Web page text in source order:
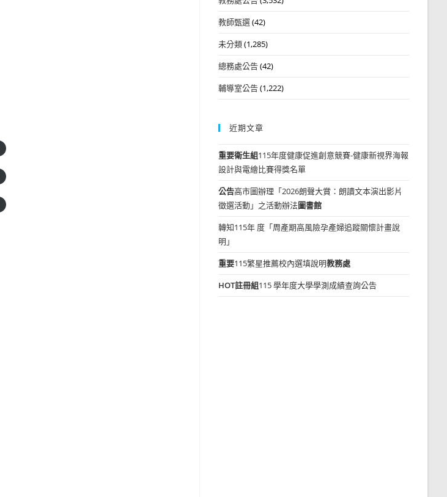
教師甄選(42)
未分類(1,285)
總務處公告(42)
輔導室公告(1,222)
近期文章
重要衛生組115年度健康促進創意競賽-健康新視界海報
設計與電繪比賽得獎名單
公告高市圖辦理「2026朗聲大賞：朗讀文本演出影片
徵選活動」之活動辦法圖書館
轉知115年 度「周產期高風險孕產婦追蹤關懷計畫說
明」
重要115繁星推薦校內選填說明教務處
HOT註冊組115 學年度大學學測成績查詢公告